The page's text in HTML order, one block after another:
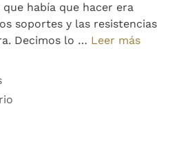
había que hacer era
soportes y las resistencias
Decimos lo … Leer más